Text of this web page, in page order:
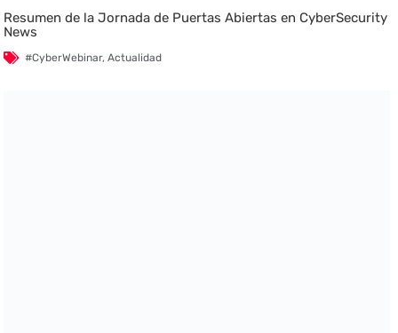
Resumen de la Jornada de Puertas Abiertas en CyberSecurity
News
#CyberWebinar,Actualidad